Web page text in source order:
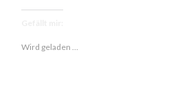
Wird geladen …